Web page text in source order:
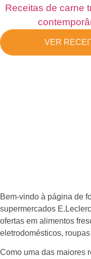
Receitas de carne
VER
Bem-vindo à página de
supermercados
ofertas em alimentos
eletrodomésticos,
Como uma das maiores